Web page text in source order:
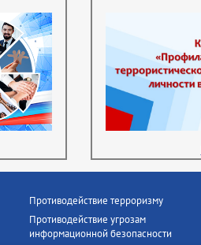
Противодействие терроризму
Противодействие угрозам
информационной безопасности